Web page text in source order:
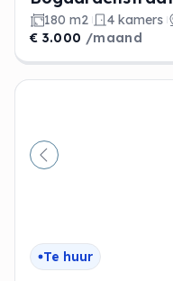
180 m2 4 kamers
€ 3.000 /maand
Vorige
Te huur